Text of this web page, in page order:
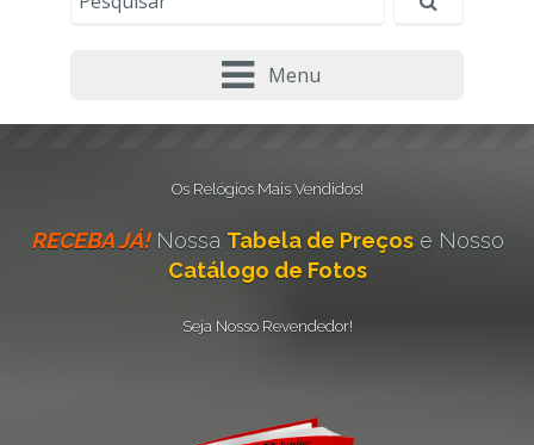
Menu
Os Relógios Mais Vendidos!
RECEBA JÁ!Nossa Tabela de Preçose Nosso
Catálogo de Fotos
Seja Nosso Revendedor!